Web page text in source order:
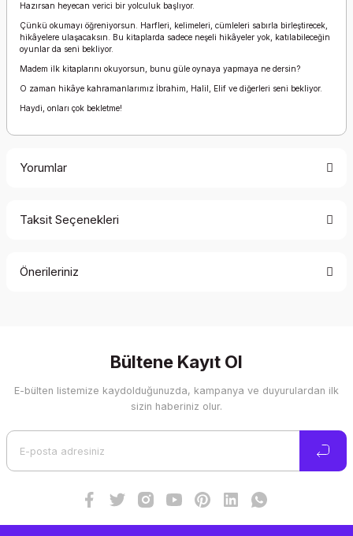
Hazırsan heyecan verici bir yolculuk başlıyor.
Çünkü okumayı öğreniyorsun. Harfleri, kelimeleri, cümleleri sabırla birleştirecek,
hikâyelere ulaşacaksın. Bu kitaplarda sadece neşeli hikâyeler yok, katılabileceğin
oyunlar da seni bekliyor.
Madem ilk kitaplarını okuyorsun, bunu güle oynaya yapmaya ne dersin?
O zaman hikâye kahramanlarımız İbrahim, Halil, Elif ve diğerleri seni bekliyor.
Haydi, onları çok bekletme!
Yorumlar
Taksit Seçenekleri
Önerileriniz
Görüş ve önerileriniz için teşekkür ederiz.
Ürün resmi kalitesiz, bozuk veya görüntülenemiyor.
Bültene Kayıt Ol
E-bülten listemize kaydolduğunuzda, kampanya ve duyurulardan ilk
sizin haberiniz olur.